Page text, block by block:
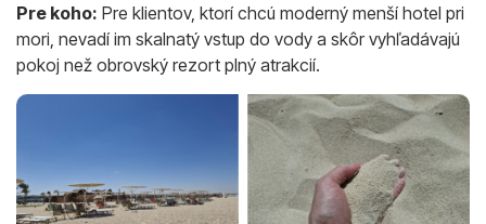
Pre koho: Pre klientov, ktorí chcú moderný menší hotel pri
mori, nevadí im skalnatý vstup do vody a skôr vyhľadávajú
pokoj než obrovský rezort plný atrakcií.